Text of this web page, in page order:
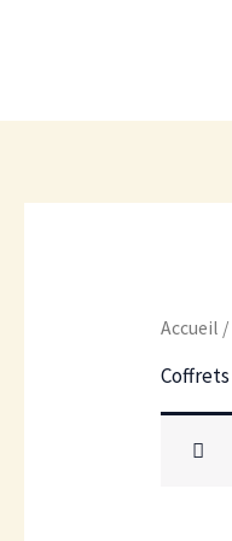
Accueil /
Coffrets